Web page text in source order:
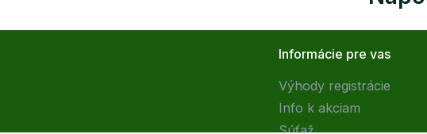
Informácie pre vas
Výhody registrácie
Info k akciam
Súťaž